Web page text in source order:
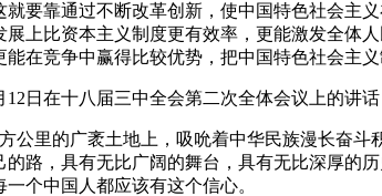
就要靠通过不断改革创新，使中国特色社会主
展上比资本主义制度更有效率，更能激发全体
能在竞争中赢得比较优势，把中国特色社会主
在十八届三中全会第二次全体会议上的讲话
里的广袤土地上，吸吮着中华民族漫长奋斗
的路，具有无比广阔的舞台，具有无比深厚的
个中国人都应该有这个信心。